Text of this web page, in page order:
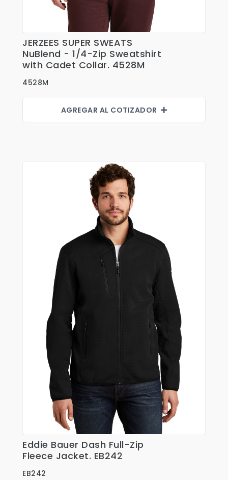
Shorts
Sweaters
T-shirts
Trabajo
Ver Detalles
JERZEES SUPER SWEATS
NuBlend - 1/4-Zip Sweatshirt
with Cadet Collar. 4528M
4528M
AGREGAR AL COTIZADOR
Ver Detalles
Eddie Bauer Dash Full-Zip
Fleece Jacket. EB242
EB242